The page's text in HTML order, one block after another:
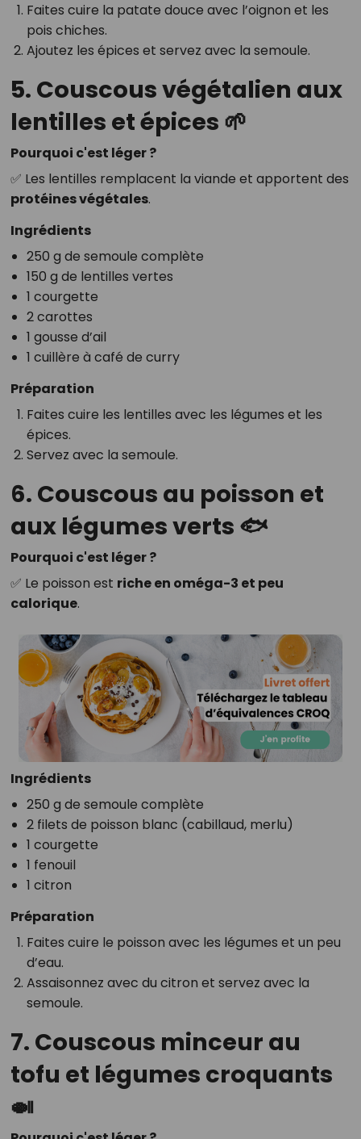
Faites cuire la patate douce avec l’oignon et les
pois chiches.
Ajoutez les épices et servez avec la semoule.
5. Couscous végétalien aux
lentilles et épices 🌱
Pourquoi c'est léger ?
✅ Les lentilles remplacent la viande et apportent des
protéines végétales.
Ingrédients
250 g de semoule complète
150 g de lentilles vertes
1 courgette
2 carottes
1 gousse d’ail
1 cuillère à café de curry
Préparation
Faites cuire les lentilles avec les légumes et les
épices.
Servez avec la semoule.
6. Couscous au poisson et
aux légumes verts 🐟
Pourquoi c'est léger ?
✅ Le poisson est riche en oméga-3 et peu
calorique.
Ingrédients
250 g de semoule complète
2 filets de poisson blanc (cabillaud, merlu)
1 courgette
1 fenouil
1 citron
Préparation
Faites cuire le poisson avec les légumes et un peu
d’eau.
Assaisonnez avec du citron et servez avec la
semoule.
7. Couscous minceur au
tofu et légumes croquants
🍛